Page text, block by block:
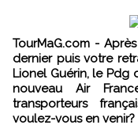
TourMaG.com - Après une première dénonciation en mai
dernier puis votre
Lionel Guérin, le Pdg
nouveau Air
transporteurs
voulez-vous en venir?